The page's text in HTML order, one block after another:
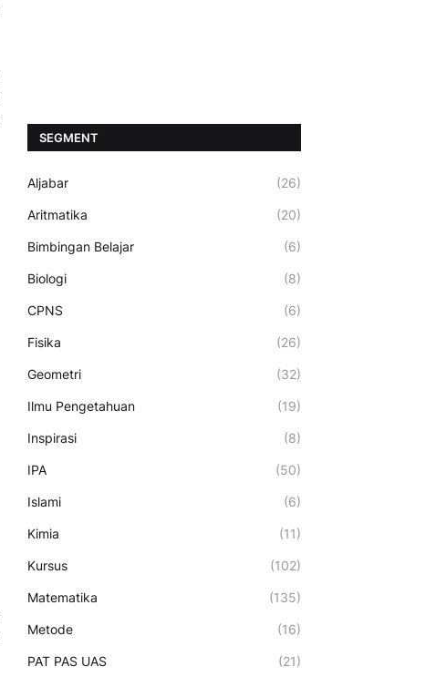
SEGMENT
Aljabar (26)
Aritmatika (20)
Bimbingan Belajar (6)
Biologi (8)
CPNS (6)
Fisika (26)
Geometri (32)
Ilmu Pengetahuan (19)
Inspirasi (8)
IPA (50)
Islami (6)
Kimia (11)
Kursus (102)
Matematika (135)
Metode (16)
PAT PAS UAS (21)